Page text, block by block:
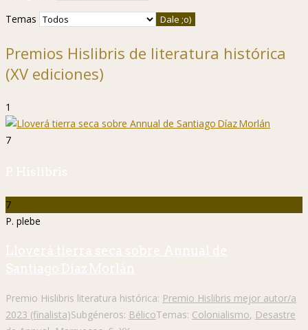
Temas
Premios Hislibris de literatura histórica
(XV ediciones)
1
7
P. Hislibris
7
P. plebe
Lloverá tierra seca sobre Annual de
Santiago Díaz Morlán
Premio Hislibris literatura histórica: Premio Hislibris mejor autor/a
2023 (finalista)Subgéneros: BélicoTemas: Colonialismo, Desastre